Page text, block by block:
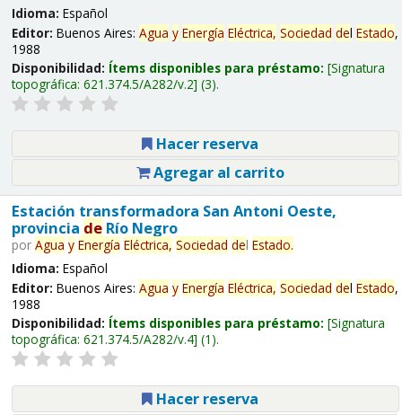
Idioma: Español
Editor: Buenos Aires: Agua y Energía Eléctrica, Sociedad del Estado,
1988
Disponibilidad: Ítems disponibles para préstamo: Signatura
topográfica: 621.374.5/A282/v.2 (3).
Hacer reserva
Agregar al carrito
Estación transformadora San Antoni Oeste,
provincia deRío Negro
por Agua y Energía Eléctrica, Sociedad del Estado.
Idioma: Español
Editor: Buenos Aires: Agua y Energía Eléctrica, Sociedad del Estado,
1988
Disponibilidad: Ítems disponibles para préstamo: Signatura
topográfica: 621.374.5/A282/v.4 (1).
Hacer reserva